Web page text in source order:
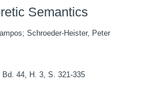
Semantics
; Schroeder-Heister, Peter
44, H. 3, S. 321-335